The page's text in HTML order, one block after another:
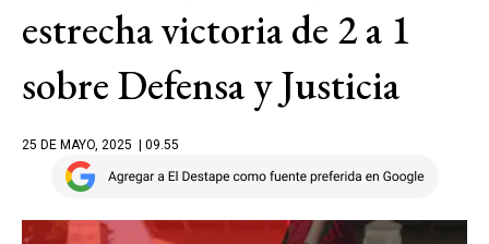
estrecha victoria de 2 a 1
sobre Defensa y Justicia
25 DE MAYO, 2025 | 09.55